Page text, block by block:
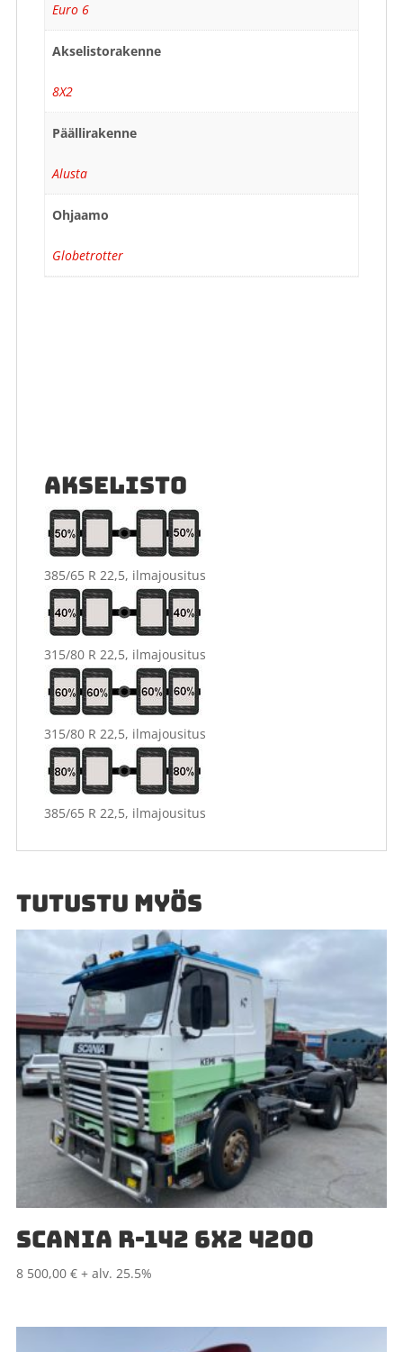
Euro 6
Akselistorakenne
8X2
Päällirakenne
Alusta
Ohjaamo
Globetrotter
AKSELISTO
385/65 R 22,5, ilmajousitus
315/80 R 22,5, ilmajousitus
315/80 R 22,5, ilmajousitus
385/65 R 22,5, ilmajousitus
TUTUSTU MYÖS
SCANIA R-142 6X2 4200
8 500,00 € + alv. 25.5%